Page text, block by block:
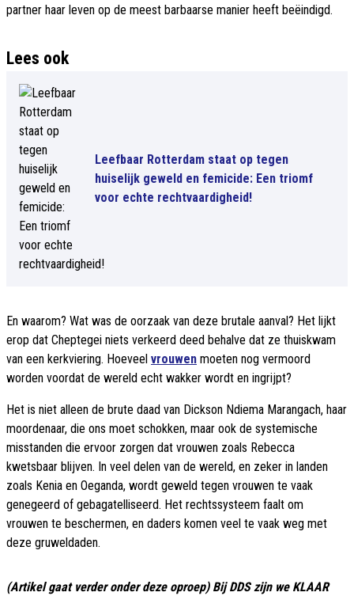
partner haar leven op de meest barbaarse manier heeft beëindigd.
Lees ook
Leefbaar Rotterdam staat op tegen
huiselijk geweld en femicide: Een triomf
voor echte rechtvaardigheid!
En waarom? Wat was de oorzaak van deze brutale aanval? Het lijkt
erop dat Cheptegei niets verkeerd deed behalve dat ze thuiskwam
van een kerkviering. Hoeveel vrouwen moeten nog vermoord
worden voordat de wereld echt wakker wordt en ingrijpt?
Het is niet alleen de brute daad van Dickson Ndiema Marangach, haar
moordenaar, die ons moet schokken, maar ook de systemische
misstanden die ervoor zorgen dat vrouwen zoals Rebecca
kwetsbaar blijven. In veel delen van de wereld, en zeker in landen
zoals Kenia en Oeganda, wordt geweld tegen vrouwen te vaak
genegeerd of gebagatelliseerd. Het rechtssysteem faalt om
vrouwen te beschermen, en daders komen veel te vaak weg met
deze gruweldaden.
(Artikel gaat verder onder deze oproep) Bij DDS zijn we KLAAR